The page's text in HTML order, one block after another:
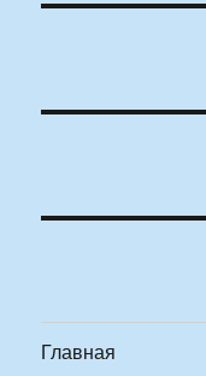
Главная